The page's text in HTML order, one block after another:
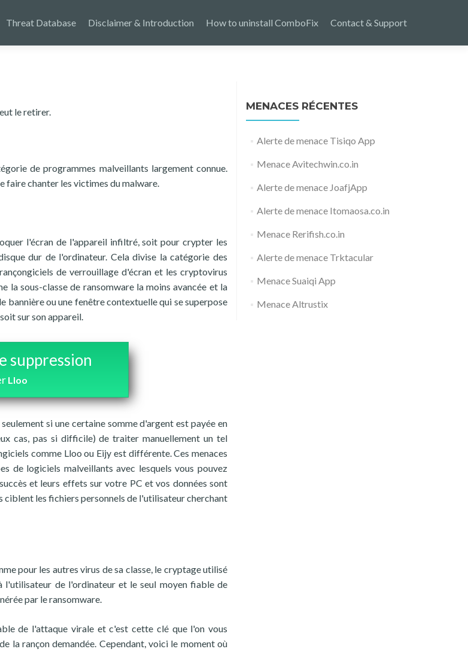
Threat Database Disclaimer & Introduction How to uninstall ComboFix Contact & Support
le retirer.
de programmes malveillants largement connue.
faire chanter les victimes du malware.
l'écran de l'appareil infiltré, soit pour crypter les
dur de l'ordinateur. Cela divise la catégorie des
de verrouillage d'écran et les cryptovirus
la sous-classe de ransomware la moins avancée et la
bannière ou une fenêtre contextuelle qui se superpose
sur son appareil.
suppression
Lloo
si une certaine somme d'argent est payée en
cas, pas si difficile) de traiter manuellement un tel
comme Lloo ou Eijy est différente. Ces menaces
de logiciels malveillants avec lesquels vous pouvez
et leurs effets sur votre PC et vos données sont
les fichiers personnels de l'utilisateur cherchant
pour les autres virus de sa classe, le cryptage utilisé
l'utilisateur de l'ordinateur et le seul moyen fiable de
par le ransomware.
de l'attaque virale et c'est cette clé que l'on vous
la rançon demandée. Cependant, voici le moment où
MENACES RÉCENTES
Alerte de menace Tisiqo App
Menace Avitechwin.co.in
Alerte de menace JoafjApp
Alerte de menace Itomaosa.co.in
Menace Rerifish.co.in
Alerte de menace Trktacular
Menace Suaiqi App
Menace Altrustix